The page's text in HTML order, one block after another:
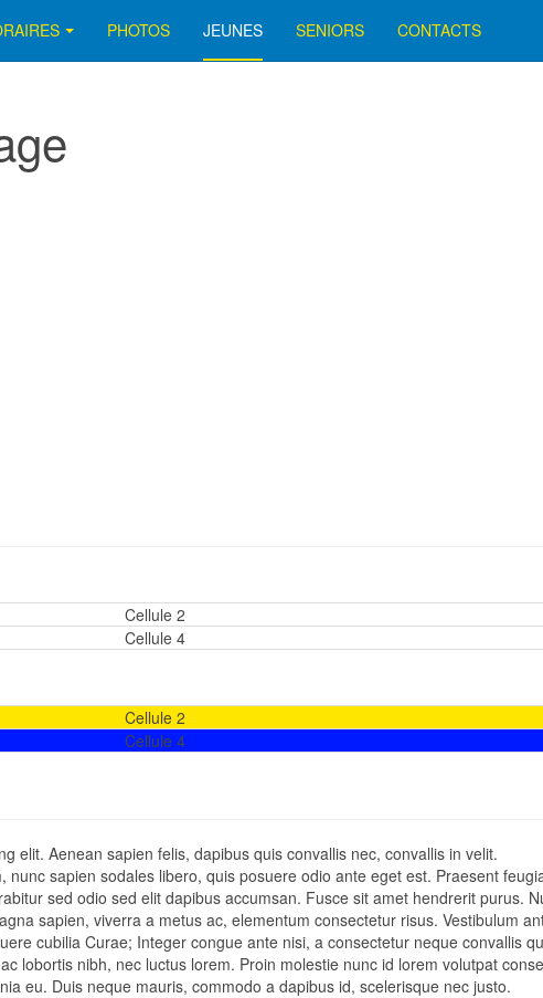
PHOTOS JEUNES SENIORS CONTACTS
Cellule 2
Cellule 4
Cellule 2
Cellule 4
elit. Aenean sapien felis, dapibus quis convallis nec, convallis in velit.
nunc sapien sodales libero, quis posuere odio ante eget est. Praesent
sed odio sed elit dapibus accumsan. Fusce sit amet hendrerit purus.
sapien, viverra a metus ac, elementum consectetur risus. Vestibulum
cubilia Curae; Integer congue ante nisi, a consectetur neque convallis
lobortis nibh, nec luctus lorem. Proin molestie nunc id lorem volutpat
eu. Duis neque mauris, commodo a dapibus id, scelerisque nec justo.